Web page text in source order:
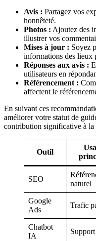
Avis : Partagez vos
honnêteté.
Photos : Ajoutez des
illustrer vos
Mises à jour : Soyez
informations des lieux
Réponses aux avis :
utilisateurs en
Référencement :
affectent le
En suivant ces
améliorer votre statut de
contribution significative à la
Outil
SEO
naturel
Google
Ads
Trafic
Chatbot
IA